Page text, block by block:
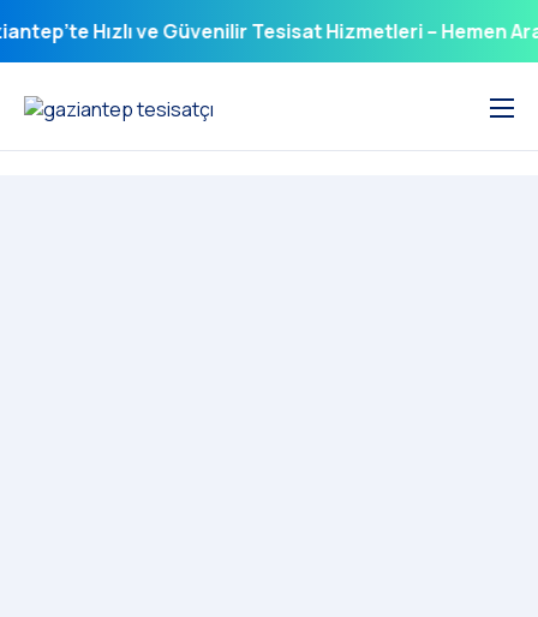
Anasayfa
Hızlı ve Güvenilir Tesisat Hizmetleri – Hemen